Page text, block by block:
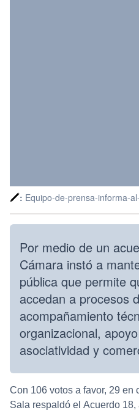
: Equipo-de-prensa-informa-
Por medio de un
Cámara instó a
pública que permite
accedan a procesos
acompañamiento
organizacional,
asociatividad y
Con 106 votos a favor, 29 en
Sala respaldó el Acuerdo 18,